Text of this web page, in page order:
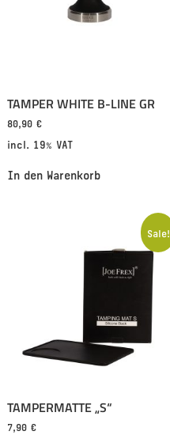
TAMPER WHITE B-LINE GR
80,90 €
incl. 19% VAT
In den Warenkorb
Sale!
TAMPERMATTE „S“
7,90 €